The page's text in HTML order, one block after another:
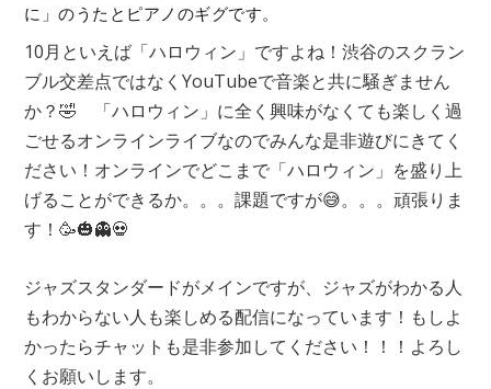
に」のうたとピアノのギグです。
10月といえば「ハロウィン」ですよね！渋谷のスクラン
ブル交差点ではなくYouTubeで音楽と共に騒ぎません
か？🤣 「ハロウィン」に全く興味がなくても楽しく過
ごせるオンラインライブなのでみんな是非遊びにきてく
ださい！オンラインでどこまで「ハロウィン」を盛り上
げることができるか。。。課題ですが😅。。。頑張りま
す！🥳🎃👻💀
ジャズスタンダードがメインですが、ジャズがわかる人
もわからない人も楽しめる配信になっています！もしよ
かったらチャットも是非参加してください！！！よろし
くお願いします。